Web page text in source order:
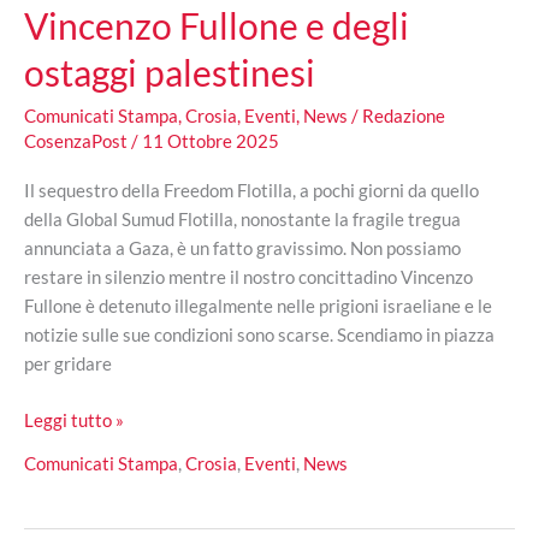
Vincenzo Fullone e degli
ostaggi palestinesi
Comunicati Stampa,Crosia, Eventi, News / Redazione
CosenzaPost / 11 Ottobre 2025
Il sequestro della Freedom Flotilla, a pochi giorni da quello
della Global Sumud Flotilla, nonostante la fragile tregua
annunciata a Gaza, è un fatto gravissimo. Non possiamo
restare in silenzio mentre il nostro concittadino Vincenzo
Fullone è detenuto illegalmente nelle prigioni israeliane e le
notizie sulle sue condizioni sono scarse. Scendiamo in piazza
per gridare
“Crosia
Gaza”,
oggi
Leggi tutto »
Comunicati Stampa Crosia Eventi News